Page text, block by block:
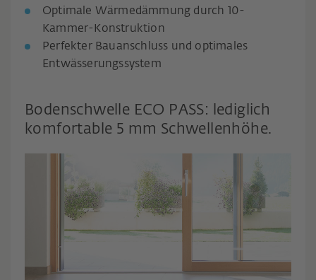
Optimale Wärmedämmung durch 10-
Kammer-Konstruktion
Perfekter Bauanschluss und optimales
Entwässerungssystem
Bodenschwelle ECO PASS: lediglich
komfortable 5 mm Schwellenhöhe.